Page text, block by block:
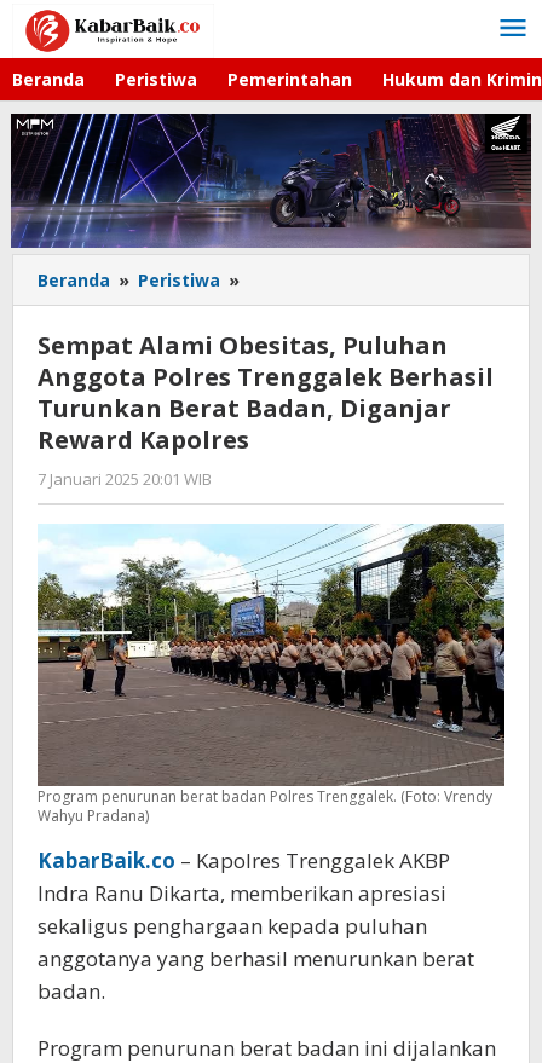
Lewati
konten
Beranda Peristiwa Pemerintahan Hukum dan
Beranda » Peristiwa »
Alami
Obesitas,
Puluhan
Anggota
Polres
Trenggalek
Berat
Diganjar
Reward
Kapolres
Sempat Alami Obesitas, Puluhan
Anggota Polres Trenggalek Berhasil
Turunkan Berat Badan, Diganjar
Reward Kapolres
7 Januari 2025 20:01 WIB
Andika
DP
Program penurunan berat badan Polres Trenggalek. (Foto: Vrendy
Wahyu Pradana)
KabarBaik.co – Kapolres Trenggalek AKBP
Indra Ranu Dikarta, memberikan apresiasi
sekaligus penghargaan kepada puluhan
anggotanya yang berhasil menurunkan berat
badan.
Program penurunan berat badan ini dijalankan